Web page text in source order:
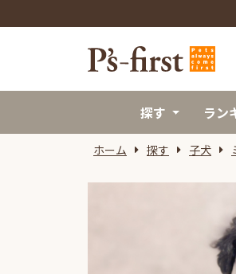
探す ラン
ホーム 探す 子犬